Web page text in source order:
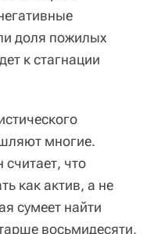
доля пожилых
к стагнации
многие.
что
как актив, а не
сумеет найти
восьмидесяти,